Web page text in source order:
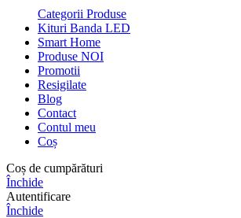
Categorii Produse
Kituri Banda LED
Smart Home
Produse NOI
Promotii
Resigilate
Blog
Contact
Contul meu
Coș
Coș de cumpărături
Închide
Autentificare
Închide